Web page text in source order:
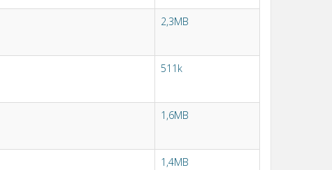
2,3MB
511k
1,6MB
1,4MB